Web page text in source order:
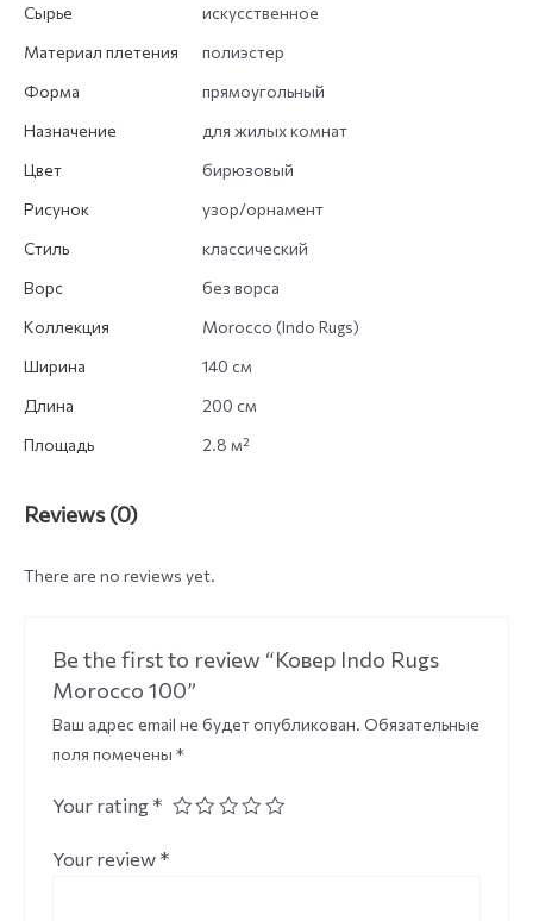
Сырье
искусственное
Материал плетения
полиэстер
Форма
прямоугольный
Назначение
для жилых комнат
Цвет
бирюзовый
Рисунок
узор/орнамент
Стиль
классический
Ворс
без ворса
Коллекция
Morocco (Indo Rugs)
Ширина
140 см
Длина
200 см
Площадь
2.8 м²
Reviews (0)
There are no reviews yet.
Be the first to review “Ковер Indo Rugs
Morocco 100”
Ваш адрес email не будет опубликован. Обязательные
поля помечены *
Your rating *
Your review *